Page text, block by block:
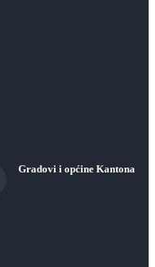
Gradovi i općine Kantona